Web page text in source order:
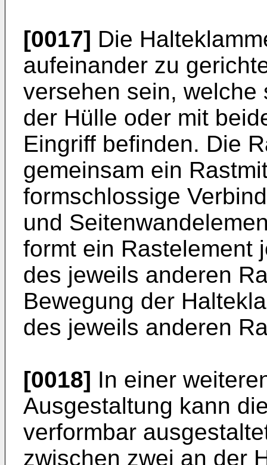
[0017] Die
aufeinander zu
versehen sein,
der Hülle oder mit
Eingriff befinden. Die
gemeinsam ein
formschlossige
und
formt ein Rastelement
des jeweils anderen
Bewegung der
des jeweils anderen
[0018] In einer
Ausgestaltung kann
verformbar
zwischen zwei an der